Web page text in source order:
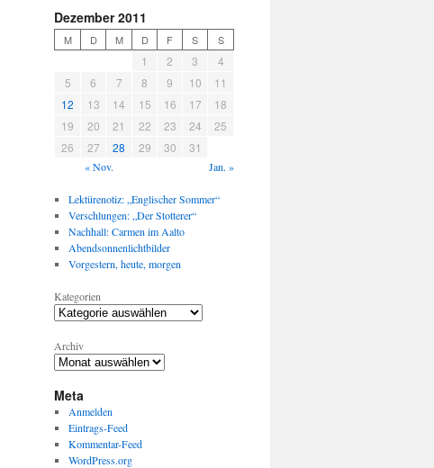
Dezember 2011
M D M D F S S
1 2 3
4
5
6 7 8 9 10
11
12
13 14 15 16 17
18
19
20 21 22 23 24
25
26
27 28 29 30 31
« Nov. Jan. »
Lektürenotiz: „Englischer Sommer“
Verschlungen: „Der Stotterer“
Nachhall: Carmen im Aalto
Abendsonnenlichtbilder
Vorgestern, heute, morgen
Kategorien
Archiv
Meta
Anmelden
Eintrags-Feed
Kommentar-Feed
WordPress.org